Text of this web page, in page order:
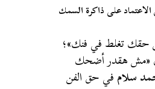
على ذاكرة السمك
تغلط في فنك»؛
«مش هقدر أضحك
سلامفي حق الفن